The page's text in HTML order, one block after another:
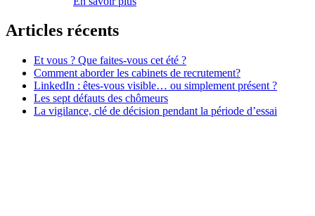
Articles récents
Et vous ? Que faites-vous cet été ?
Comment aborder les cabinets de recrutement?
LinkedIn : êtes-vous visible… ou simplement présent ?
Les sept défauts des chômeurs
La vigilance, clé de décision pendant la période d’essai